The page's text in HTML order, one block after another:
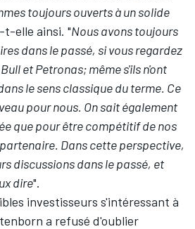
toujours ouverts à un solide
t-elle ainsi. "Nous avons toujours
dans le passé, si vous regardez
et Petronas; même s'ils n'ont
le sens classique du terme. Ce
pour nous. On sait également
que pour être compétitif de nos
Dans cette perspective,
discussions dans le passé, et
dire".
investisseurs s'intéressant à
a refusé d'oublier